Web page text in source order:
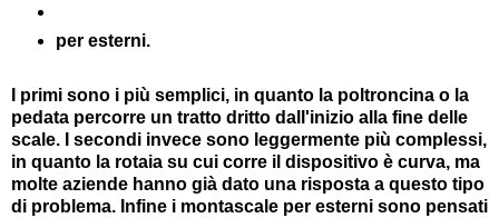
per esterni.
I primi sono i più semplici, in quanto la poltroncina o la
pedata percorre un tratto dritto dall'inizio alla fine delle
scale. I secondi invece sono leggermente più complessi,
in quanto la rotaia su cui corre il dispositivo è curva, ma
molte aziende hanno già dato una risposta a questo tipo
di problema. Infine i montascale per esterni sono pensati